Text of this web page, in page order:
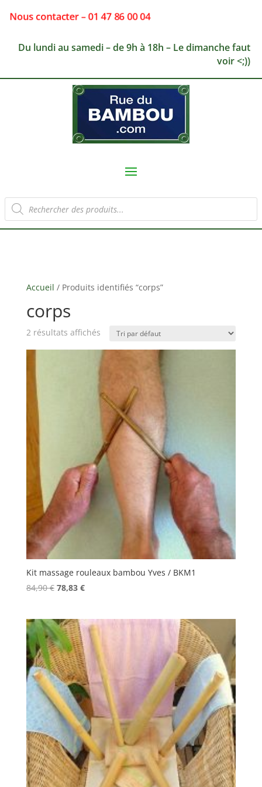
Nous contacter – 01 47 86 00 04
Du lundi au samedi – de 9h à 18h – Le dimanche faut
voir <;))
Recherche
de
produits
Accueil / Produits identifiés “corps”
corps
2 résultats affichés
Kit massage rouleaux bambou Yves / BKM1
84,90€ Le
était :
84,90 €.
78,83 €Le
est :
78,83 €.